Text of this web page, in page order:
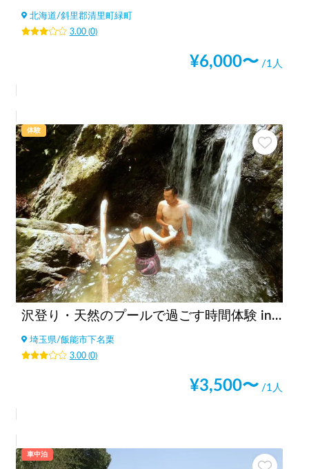
北海道/斜里郡清里町緑町
3.00(0)
¥6,000〜 /1人
体験
沢登り・天然のプールで過ごす時間体験 in 飯能
埼玉県/飯能市下名栗
3.00(0)
¥3,500〜 /1人
車中泊